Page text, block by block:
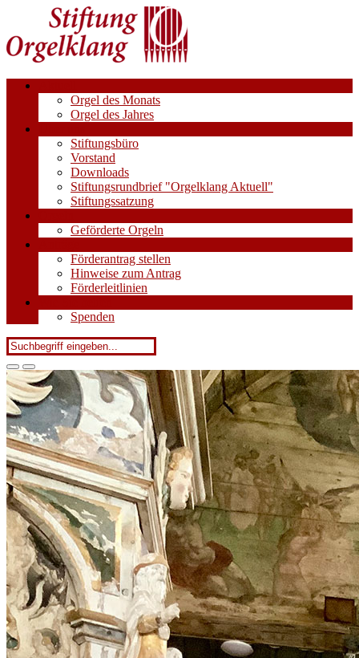
Orgel des Monats
Orgel des Jahres
Stiftungsbüro
Vorstand
Downloads
Stiftungsrundbrief "Orgelklang Aktuell"
Stiftungssatzung
Geförderte Orgeln
Förderantrag stellen
Hinweise zum Antrag
Förderleitlinien
Spenden